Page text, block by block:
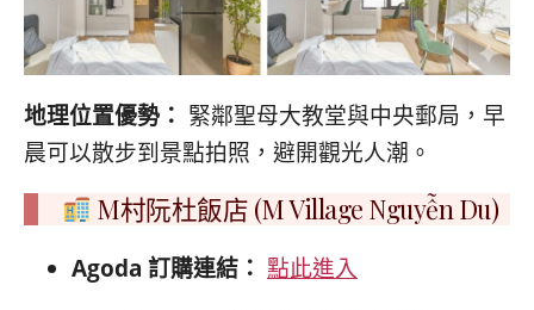
地理位置優勢： 緊鄰聖母大教堂與中央郵局，早
晨可以散步到景點拍照，避開觀光人潮。
M村阮杜飯店 (M Village Nguyễn Du)
Agoda 訂購連結： 點此進入